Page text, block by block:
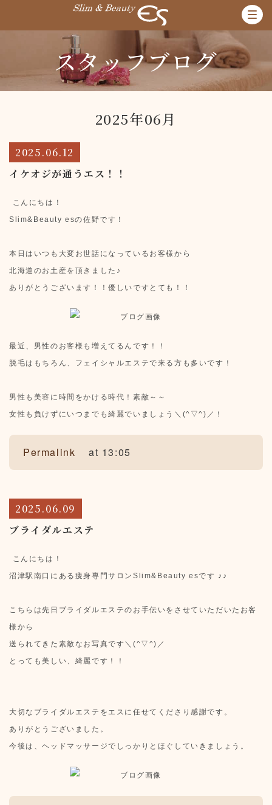
スタッフブログ
2025年06月
2025.06.12
イケオジが通うエス！！
こんにちは！
Slim&Beauty esの佐野です！
本日はいつも大変お世話になっているお客様から
北海道のお土産を頂きました♪
ありがとうございます！！優しいですとても！！
最近、男性のお客様も増えてるんです！！
脱毛はもちろん、フェイシャルエステで来る方も多いです！
男性も美容に時間をかける時代！素敵～～
女性も負けずにいつまでも綺麗でいましょう＼(^▽^)／！
Permalink at 13:05
2025.06.09
ブライダルエステ
こんにちは！
沼津駅南口にある痩身専門サロンSlim&Beauty esです ♪♪
こちらは先日ブライダルエステのお手伝いをさせていただいたお客
様から
送られてきた素敵なお写真です＼(^▽^)／
とっても美しい、綺麗です！！
大切なブライダルエステをエスに任せてくださり感謝です。
ありがとうございました。
今後は、ヘッドマッサージでしっかりとほぐしていきましょう。